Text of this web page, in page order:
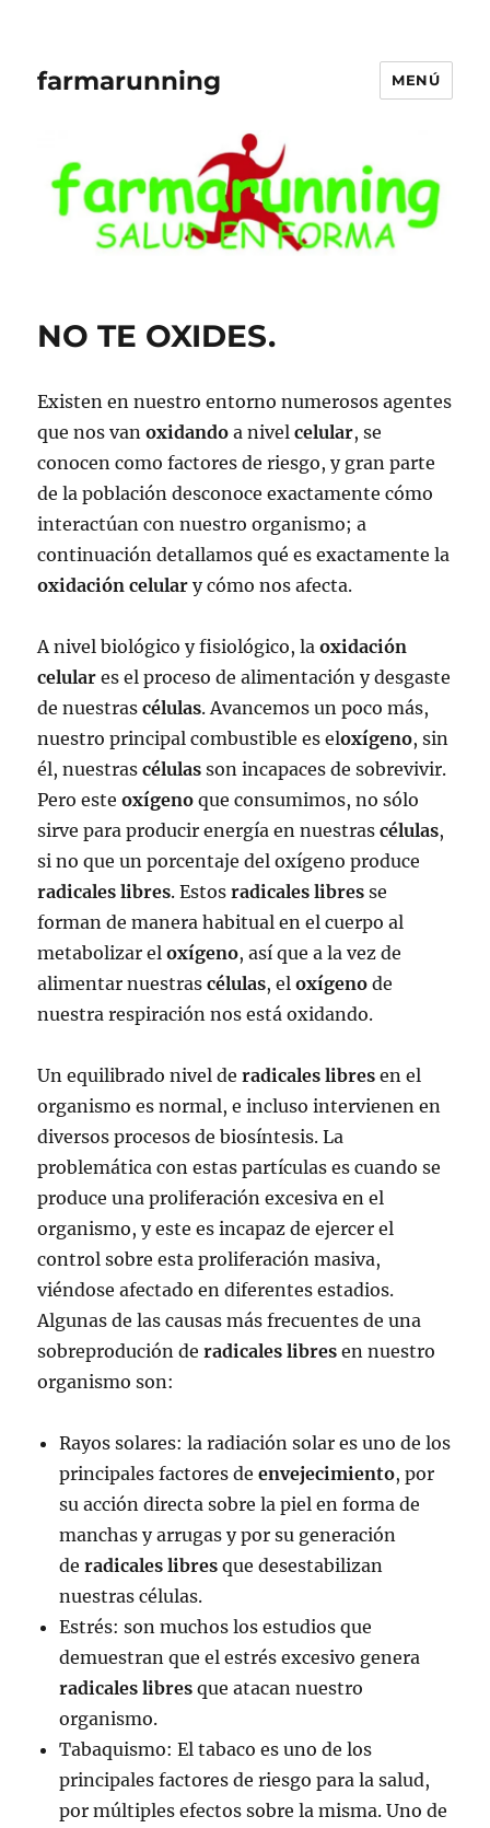
farmarunning MENÚ
NO TE OXIDES.
Existen en nuestro entorno numerosos agentes
que nos vanoxidando a nivelcelular, se
conocen como factores de riesgo, y gran parte
de la población desconoce exactamente cómo
interactúan con nuestro organismo; a
continuación detallamos qué es exactamente la
oxidación celular y cómo nos afecta.
A nivel biológico y fisiológico, laoxidación
celular es el proceso de alimentación y desgaste
de nuestrascélulas. Avancemos un poco más,
nuestro principal combustible es eloxígeno, sin
él, nuestrascélulas son incapaces de sobrevivir.
Pero esteoxígeno que consumimos, no sólo
sirve para producir energía en nuestrascélulas,
si no que un porcentaje del oxígeno produce
radicales libres. Estosradicales libres se
forman de manera habitual en el cuerpo al
metabolizar eloxígeno, así que a la vez de
alimentar nuestrascélulas, eloxígeno de
nuestra respiración nos está oxidando.
Un equilibrado nivel deradicales libres en el
organismo es normal, e incluso intervienen en
diversos procesos de biosíntesis. La
problemática con estas partículas es cuando se
produce una proliferación excesiva en el
organismo, y este es incapaz de ejercer el
control sobre esta proliferación masiva,
viéndose afectado en diferentes estadios.
Algunas de las causas más frecuentes de una
sobreprodución de radicales libres en nuestro
organismo son:
Rayos solares: la radiación solar es uno de los
principales factores deenvejecimiento, por
su acción directa sobre la piel en forma de
manchas y arrugas y por su generación
deradicales libres que desestabilizan
nuestras células.
Estrés: son muchos los estudios que
demuestran que el estrés excesivo genera
radicales libres que atacan nuestro
organismo.
Tabaquismo: El tabaco es uno de los
principales factores de riesgo para la salud,
por múltiples efectos sobre la misma. Uno de